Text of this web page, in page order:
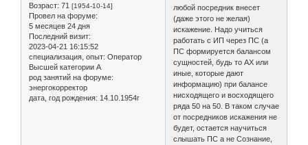
Возраст: 71 [1954-10-14]
Провел на форуме:
5 месяцев 24 дня
Последний визит:
2023-04-21 16:15:52
специализация, опыт: Оператор
Высшей категории А
род занятий на форуме:
энергокорректор
дата, год рождения: 14.10.1954г
любой посредник внесет
(даже этого не желая)
искажение. Надо учиться
работать с ИП через ПС (а
ПС формируется балансом
сущностей, будь то АХ или
иные, которые дают
информацию) при балансе
нисходящего и восходящего
ряда 50 на 50. В таком случае
от посредников искажения не
будет, остается научиться
слышать ПС а не Сознание,